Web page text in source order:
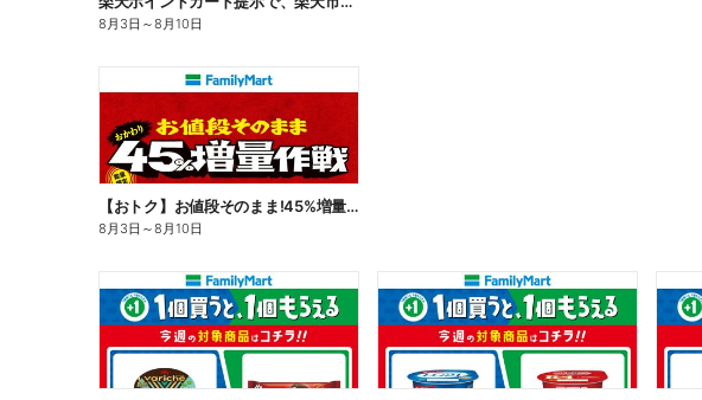
8月3日 ～8月10日
【おトク】お値段そのまま!45%増量作戦!
8月3日 ～8月10日